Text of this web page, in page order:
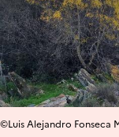
©Luis Alejandro Fonseca